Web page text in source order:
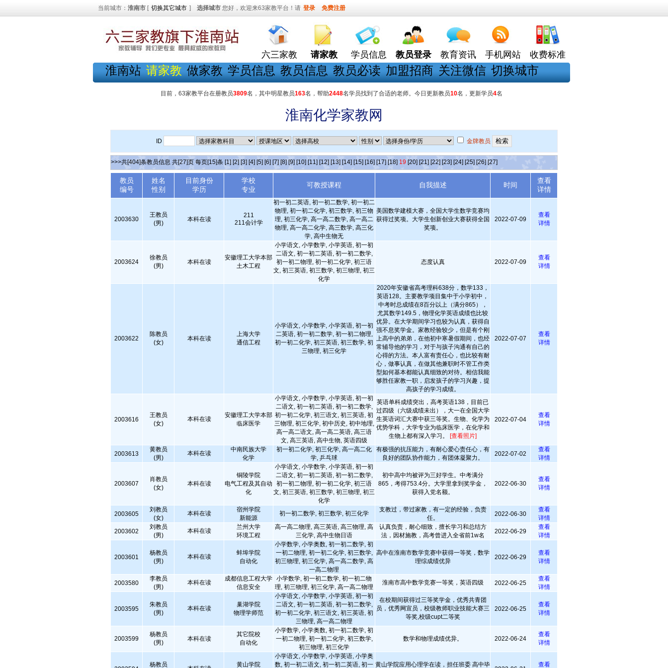
当前城市： 淮南市 [ 切换其它城市 ] 选择城市 您好，欢迎来63家教平台！请 登录 免费注册
六三家教 请家教 学员信息 教员登录 教育资讯 手机网站 收费标准
淮南站 请家教 做家教 学员信息 教员信息 教员必读 加盟招商 关注微信 切换城市
目前，63家教平台在册教员3809名，其中明星教员163名，帮助2448名学员找到了合适的老师。今日更新教员10名，更新学员4名
淮南化学家教网
ID 金牌教员
>>>共[404]条教员信息 共[27]页 每页[15]条 [1] [2] [3] [4] [5] [6] [7] [8] [9] [10] [11] [12] [13] [14] [15] [16] [17] [18] 19 [20] [21] [22] [23] [24] [25] [26] [27]
教员
编号
姓名
性别
目前身份
学历
学校
专业
可教授课程 自我描述 时间
查看
详情
2003630
王教员
(男)
本科在读
211
211会计学
初一初二英语, 初一初二数学, 初一初二
物理, 初一初二化学, 初三数学, 初三物
理, 初三化学, 高一高二数学, 高一高二
物理, 高一高二化学, 高三数学, 高三化
学, 高中生物无
美国数学建模大赛，全国大学生数学竞赛均
获得过奖项。大学生创新创业大赛获得全国
奖项。
2022-07-09
查看
详情
2003624
徐教员
(男)
本科在读
安徽理工大学本部
土木工程
小学语文, 小学数学, 小学英语, 初一初
二语文, 初一初二英语, 初一初二数学,
初一初二物理, 初一初二化学, 初三语
文, 初三英语, 初三数学, 初三物理, 初三
化学
态度认真 2022-07-09
查看
详情
2003622
陈教员
(女)
本科在读
上海大学
通信工程
小学语文, 小学数学, 小学英语, 初一初
二英语, 初一初二数学, 初一初二物理,
初一初二化学, 初三英语, 初三数学, 初
三物理, 初三化学
2020年安徽省高考理科638分，数学133，
英语128。主要教学项目集中于小学初中，
中考时总成绩在8百分以上（满分865），
尤其数学149.5，物理化学英语成绩也比较
优异。在大学期间学习也较为认真，获得自
强不息奖学金。家教经验较少，但是有个刚
上高中的弟弟，在他初中寒暑假期间，也经
常辅导他的学习，对于与孩子沟通有自己的
心得的方法。本人富有责任心，也比较有耐
心，做事认真，在做其他兼职时不管工作类
型如何基本都能认真细致的对待。相信我能
够胜任家教一职，启发孩子的学习兴趣，提
高孩子的学习成绩。
2022-07-07
查看
详情
2003616
王教员
(女)
本科在读
安徽理工大学本部
临床医学
小学语文, 小学数学, 小学英语, 初一初
二语文, 初一初二英语, 初一初二数学,
初一初二化学, 初三语文, 初三英语, 初
三物理, 初三化学, 初中历史, 初中地理,
高一高二语文, 高一高二英语, 高三语
文, 高三英语, 高中生物, 英语四级
英语单科成绩突出，高考英语138，目前已
过四级（六级成绩未出），大一在全国大学
生英语词汇大赛中获三等奖。生物、化学为
优势学科，大学专业为临床医学，在化学和
生物上都有深入学习。 [查看照片]
2022-07-04
查看
详情
2003613
黄教员
(男)
本科在读
中南民族大学
化学
初一初二化学, 初三化学, 高一高二化
学, 乒乓球
有极强的抗压能力，有耐心爱心责任心，有
良好的团队协作能力，有团体凝聚力。
2022-07-02
查看
详情
2003607
肖教员
(女)
本科在读
铜陵学院
电气工程及其自动
化
小学语文, 小学数学, 小学英语, 初一初
二语文, 初一初二英语, 初一初二数学,
初一初二物理, 初一初二化学, 初三语
文, 初三英语, 初三数学, 初三物理, 初三
化学
初中高中均被评为三好学生。中考满分
865，考得753.4分。大学里拿到奖学金，
获得入党名额。
2022-06-30
查看
详情
2003605
刘教员
(女)
本科在读
宿州学院
新能源
初一初二数学, 初三数学, 初三化学
支教过，带过家教，有一定的经验，负责
任。
2022-06-30
查看
详情
2003602
刘教员
(男)
本科在读
兰州大学
环境工程
高一高二物理, 高三英语, 高三物理, 高
三化学, 高中生物日语
认真负责，耐心细致，擅长学习和总结方
法，因材施教，高考曾进入全省前1w名
2022-06-29
查看
详情
2003601
杨教员
(男)
本科在读
蚌埠学院
自动化
小学数学, 小学奥数, 初一初二数学, 初
一初二物理, 初一初二化学, 初三数学,
初三物理, 初三化学, 高一高二数学, 高
一高二物理
高中在淮南市数学竞赛中获得一等奖，数学
理综成绩优异
2022-06-29
查看
详情
2003580
李教员
(男)
本科在读
成都信息工程大学
信息安全
小学数学, 初一初二数学, 初一初二物
理, 初三物理, 初三化学, 高一高二物理
淮南市高中数学竞赛一等奖，英语四级 2022-06-25
查看
详情
2003595
朱教员
(男)
本科在读
巢湖学院
物理学师范
小学语文, 小学数学, 小学英语, 初一初
二语文, 初一初二英语, 初一初二数学,
初一初二化学, 初三语文, 初三英语, 初
三物理, 高一高二物理
在校期间获得过三等奖学金，优秀共青团
员，优秀网宣员，校级教师职业技能大赛三
等奖,校级cupt二等奖
2022-06-25
查看
详情
2003599
杨教员
(男)
本科在读
其它院校
自动化
小学数学, 小学奥数, 初一初二数学, 初
一初二物理, 初一初二化学, 初三数学,
初三物理, 初三化学
数学和物理成绩优异。 2022-06-24
查看
详情
杨教员 黄山学院
小学语文, 小学数学, 小学英语, 小学奥
数, 初一初二语文, 初一初二英语, 初一 黄山学院应用心理学在读，担任班委 高中毕 查看